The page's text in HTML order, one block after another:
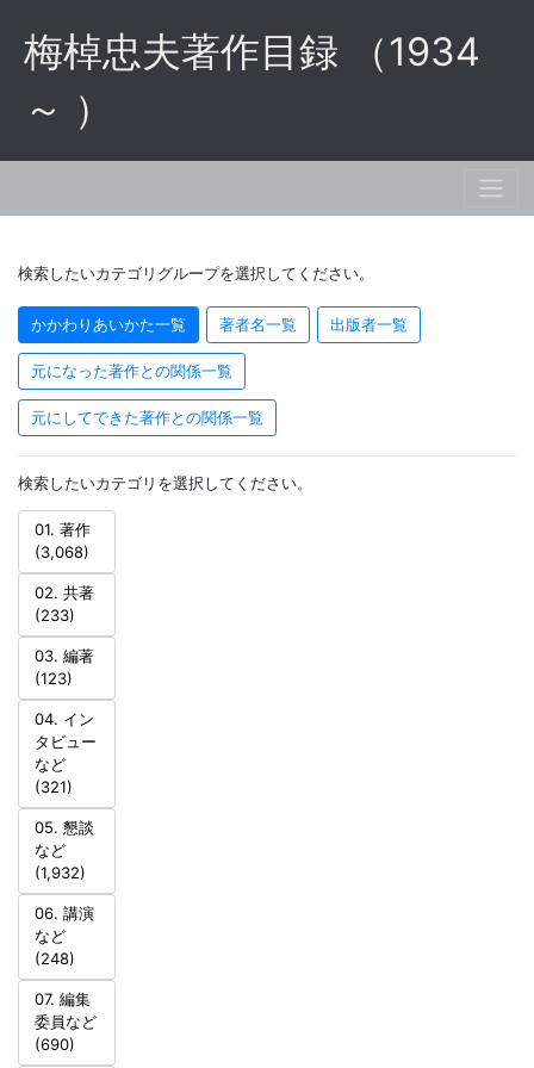
梅棹忠夫著作目録 （1934
～ ）
検索したいカテゴリグループを選択してください。
かかわりあいかた一覧 著者名一覧 出版者一覧
元になった著作との関係一覧
元にしてできた著作との関係一覧
検索したいカテゴリを選択してください。
01. 著作
(3,068)
02. 共著
(233)
03. 編著
(123)
04. イン
タビュー
など
(321)
05. 懇談
など
(1,932)
06. 講演
など
(248)
07. 編集
委員など
(690)